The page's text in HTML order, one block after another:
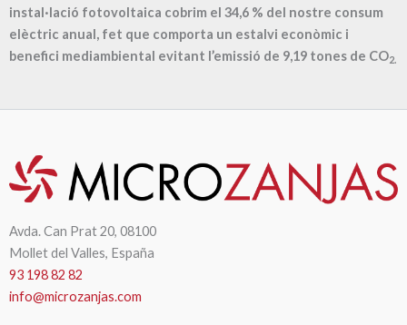
instal·lació fotovoltaica cobrim el 34,6 % del nostre consum
elèctric anual, fet que comporta un estalvi econòmic i
benefici mediambiental evitant l’emissió de 9,19 tones de CO2.
Avda. Can Prat 20, 08100
Mollet del Valles, España
93 198 82 82
info@microzanjas.com